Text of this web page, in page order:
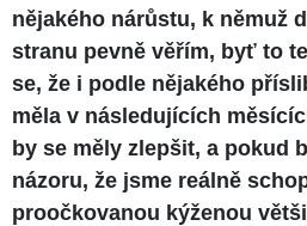
nějakého nárůstu, k němuž
stranu pevně věřím, byť to
se, že i podle nějakého
měla v následujících
by se měly zlepšit, a pokud
názoru, že jsme reálně
proočkovanou kýženou